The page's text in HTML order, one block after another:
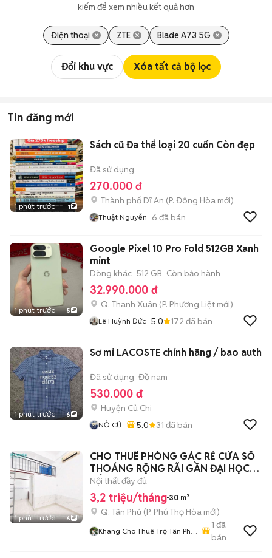
kiếm để xem nhiều kết quả hơn
Điện thoại ZTE Blade A73 5G
Đổi khu vực Xóa tất cả bộ lọc
Tin đăng mới
1 phút trước 1
Sách cũ Đa thể loại 20 cuốn Còn đẹp
Đã sử dụng
270.000 đ
Thành phố Dĩ An (P. Đông Hòa mới)
Thuật Nguyễn 6 đã bán
1 phút trước 5
Google Pixel 10 Pro Fold 512GB Xanh
mint
Dòng khác 512 GB Còn bảo hành
32.990.000 đ
Q. Thanh Xuân (P. Phương Liệt mới)
Lê Huỳnh Đức 5.0 172 đã bán
1 phút trước 6
Sơ mi LACOSTE chính hãng / bao auth
Đã sử dụng Đồ nam
530.000 đ
Huyện Củ Chi
NỎ CŨ 5.0 31 đã bán
1 phút trước 6
CHO THUÊ PHÒNG GÁC RẺ CỬA SỔ
THOÁNG RỘNG RÃI GẦN ĐẠI HỌC
CÔNG THƯƠNG
Nội thất đầy đủ
3,2 triệu/tháng 30 m²
Q. Tân Phú (P. Phú Thọ Hòa mới)
Khang Cho Thuê Trọ Tân Phú
1 đã
bán